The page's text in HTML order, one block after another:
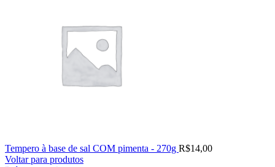
Tempero à base de sal COM pimenta - 270g R$14,00
Voltar para produtos